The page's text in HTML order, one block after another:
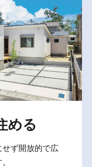
める
せず開放的で広